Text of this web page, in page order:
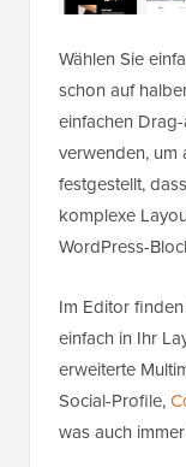
Wählen Sie
schon auf
einfachen
verwenden, um
festgestellt,
komplexe
WordPress-
Im Editor
einfach in Ihr
erweiterte
Social-Profile,
was auch